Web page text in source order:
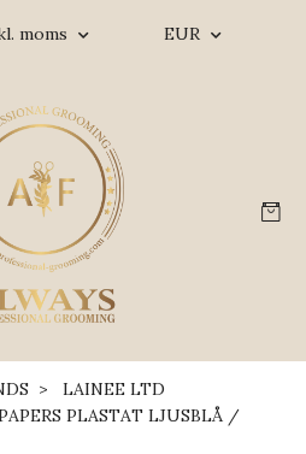
moms EUR
LAINEE LTD
PLASTAT LJUSBLÅ /